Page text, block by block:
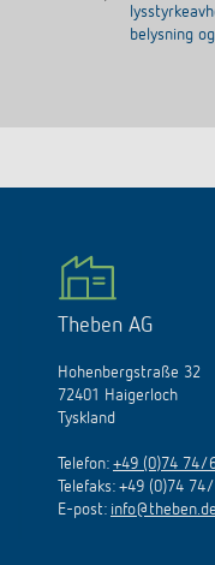
belysning
Theben AG
Hohenbergstraße 32
72401 Haigerloch
Tyskland
Telefon: +49 (0)74 74/
Telefaks: +49 (0)74
E-post: info@theben.de